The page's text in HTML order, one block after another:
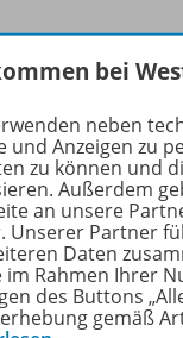
Inhalte der
bei
neben
und Anzeigen zu
zu können und
Außerdem
an unsere
Unserer Partner
Daten
im Rahmen Ihrer
des Buttons
gemäß